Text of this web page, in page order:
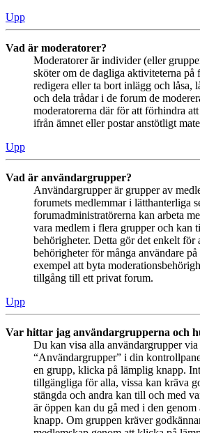
Upp
Vad är moderatorer?
Moderatorer är individer (eller
sköter om de dagliga aktiviteterna på
redigera eller ta bort inlägg och låsa,
och dela trådar i de forum de
moderatorerna där för att förhindra
ifrån ämnet eller postar anstötligt
Upp
Vad är användargrupper?
Användargrupper är grupper av
forumets medlemmar i lätthanterliga
forumadministratörerna kan arbeta
vara medlem i flera grupper och kan
behörigheter. Detta gör det enkelt för
behörigheter för många användare
exempel att byta
tillgång till ett privat forum.
Upp
Var hittar jag användargrupperna och
Du kan visa alla användargrupper
“Användargrupper” i din
en grupp, klicka på lämplig knapp.
tillgängliga för alla, vissa kan kräva
stängda och andra kan till och med
är öppen kan du gå med i den
knapp. Om gruppen kräver